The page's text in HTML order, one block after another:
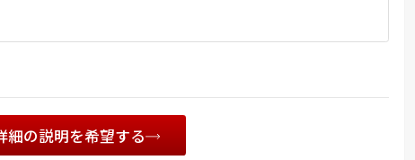
細の説明を希望する